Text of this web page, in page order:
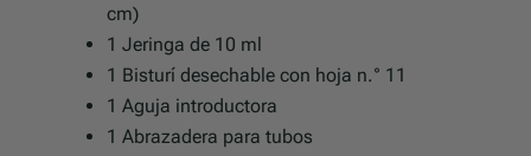
cm)
1 Jeringa de 10 ml
1 Bisturí desechable con hoja n.° 11
1 Aguja introductora
1 Abrazadera para tubos